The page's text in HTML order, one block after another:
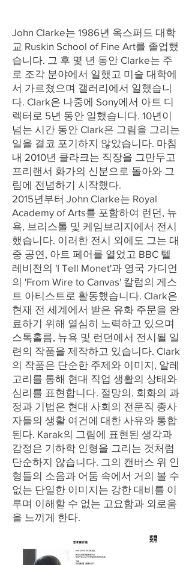
John Clarke는 1986년 옥스퍼드 대학
교 Ruskin School of Fine Art를 졸업했
습니다. 그 후 몇 년 동안 Clarke는 주
로 조각 분야에서 일했고 미술 대학에
서 가르쳤으며 갤러리에서 일했습니
다. Clark은 나중에 Sony에서 아트 디
렉터로 5년 동안 일했습니다. 10년이
넘는 시간 동안 Clark은 그림을 그리는
일을 결코 포기하지 않았습니다. 마침
내 2010년 클라크는 직장을 그만두고
프리랜서 화가의 신분으로 돌아와 그
림에 전념하기 시작했다.
2015년부터 John Clarke는 Royal
Academy of Arts를 포함하여 런던, 뉴
욕, 브리스톨 및 케임브리지에서 전시
했습니다. 이러한 전시 외에도 그는 대
중 공연, 아트 페어를 열었고 BBC 텔
레비전의 'I Tell Monet'과 영국 가디언
의 'From Wire to Canvas' 칼럼의 게스
트 아티스트로 활동했습니다. Clark은
현재 전 세계에서 받은 유화 주문을 완
료하기 위해 열심히 노력하고 있으며
스톡홀름, 뉴욕 및 런던에서 전시될 일
련의 작품을 제작하고 있습니다. Clark
의 작품은 단순한 주제와 이미지, 알레
고리를 통해 현대 직업 생활의 상태와
심리를 표현합니다. 절망의. 회화의 과
정과 기법은 현대 사회의 전문직 종사
자들의 생활 여건에 대한 사유와 통합
된다. Karak의 그림에 표현된 생각과
감정은 기하학 인형을 그리는 것처럼
단순하지 않습니다. 그의 캔버스 위 인
형들의 소음과 어둠 속에서 거의 볼 수
없는 단일한 이미지는 강한 대비를 이
루며 이해할 수 없는 고요함과 외로움
을 느끼게 한다.